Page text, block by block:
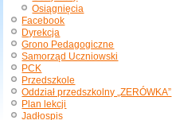
Osiągnięcia
Facebook
Dyrekcja
Grono Pedagogiczne
Samorząd Uczniowski
PCK
Przedszkole
Oddział przedszkolny „ZERÓWKA”
Plan lekcji
Jadłospis